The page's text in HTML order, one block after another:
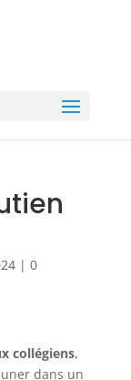
| 0
collégiens,
dans un